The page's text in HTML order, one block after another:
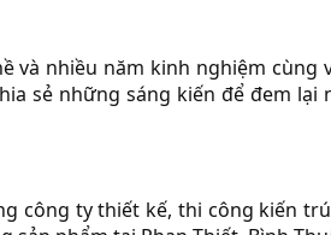
và nhiều năm kinh nghiệm cùng
sẻ những sáng kiến để đem
công ty thiết kế, thi công kiến